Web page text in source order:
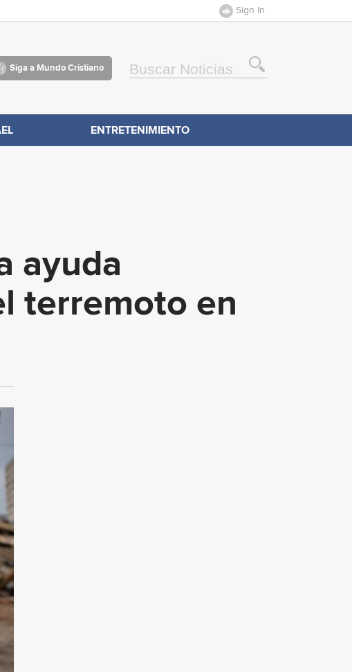
Sign In
Siga a Mundo Cristiano
ENTRETENIMIENTO
ayuda
terremoto en